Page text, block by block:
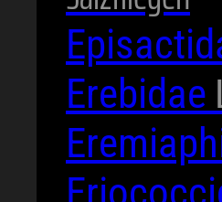
Erebidae